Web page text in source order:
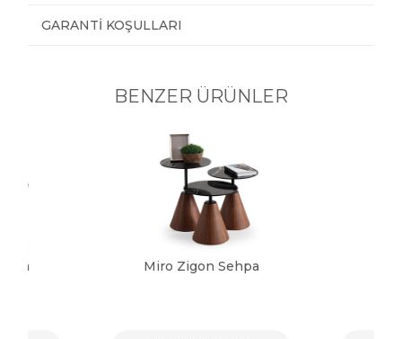
GARANTI KOŞULLARI
BENZER ÜRÜNLER
Miro Zigon Sehpa